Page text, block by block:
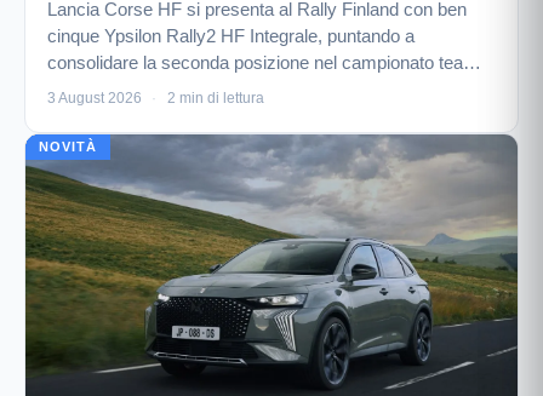
Lancia Corse HF si presenta al Rally Finland con ben
cinque Ypsilon Rally2 HF Integrale, puntando a
consolidare la seconda posizione nel campionato team
WRC2 e a rilanciare le ambizioni dei suoi piloti su uno dei
3 August 2026 · 2 min di lettura
NOVITÀ